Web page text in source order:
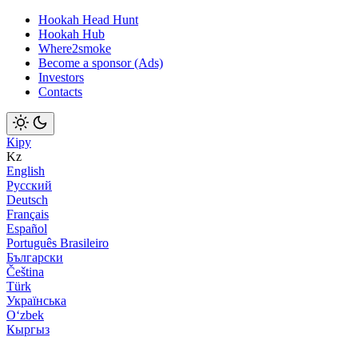
Hookah Head Hunt
Hookah Hub
Where2smoke
Become a sponsor (Ads)
Investors
Contacts
Кіру
Kz
English
Русский
Deutsch
Français
Español
Português Brasileiro
Български
Čeština
Türk
Українська
Оʻzbek
Кыргыз